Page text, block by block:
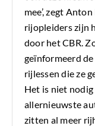
mee’, zegt
rijopleiders zijn
door het CBR.
geïnformeerd
rijlessen die ze
Het is niet
allernieuwste
zitten al meer